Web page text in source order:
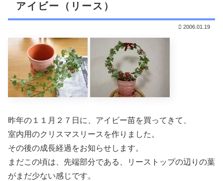
アイビー（リース）
2006.01.19
昨年の１１月２７日に、アイビー苗を買ってきて、
室内用のクリスマスリースを作りました。
その後の成長経過をお知らせします。
まだこの頃は、先端部分である、リーストップの辺りの葉
がまだ少ない感じです。